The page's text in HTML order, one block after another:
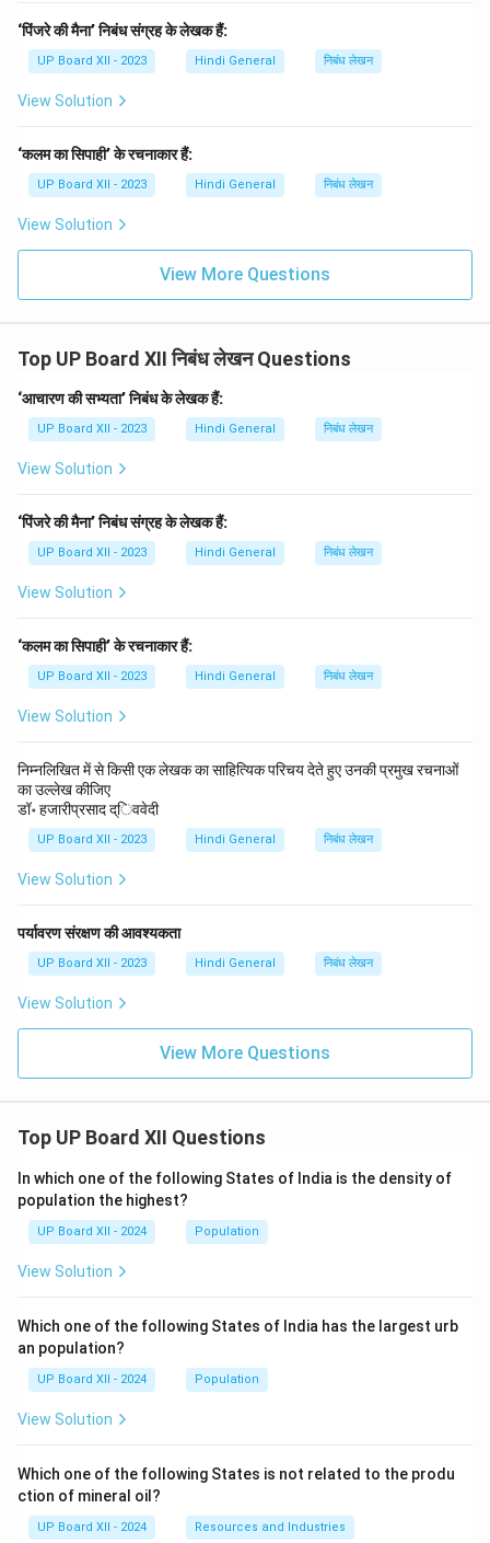
‘पिंजरे की मैना’ निबंध संग्रह के लेखक हैं:
UP Board XII - 2023 Hindi General निबंध लेखन
View Solution
‘कलम का सिपाही’ के रचनाकार हैं:
UP Board XII - 2023 Hindi General निबंध लेखन
View Solution
View More Questions
Top UP Board XII निबंध लेखन Questions
‘आचारण की सभ्यता’ निबंध के लेखक हैं:
UP Board XII - 2023 Hindi General निबंध लेखन
View Solution
‘पिंजरे की मैना’ निबंध संग्रह के लेखक हैं:
UP Board XII - 2023 Hindi General निबंध लेखन
View Solution
‘कलम का सिपाही’ के रचनाकार हैं:
UP Board XII - 2023 Hindi General निबंध लेखन
View Solution
निम्नलिखित में से किसी एक लेखक का साहित्यिक परिचय देते हुए उनकी प्रमुख रचनाओं
का उल्लेख कीजिए
डॉ॰ हजारीप्रसाद द्िववेदी
UP Board XII - 2023 Hindi General निबंध लेखन
View Solution
पर्यावरण संरक्षण की आवश्यकता
UP Board XII - 2023 Hindi General निबंध लेखन
View Solution
View More Questions
Top UP Board XII Questions
In which one of the following States of India is the density of
population the highest?
UP Board XII - 2024 Population
View Solution
Which one of the following States of India has the largest urb
an population?
UP Board XII - 2024 Population
View Solution
Which one of the following States is not related to the produ
ction of mineral oil?
UP Board XII - 2024 Resources and Industries